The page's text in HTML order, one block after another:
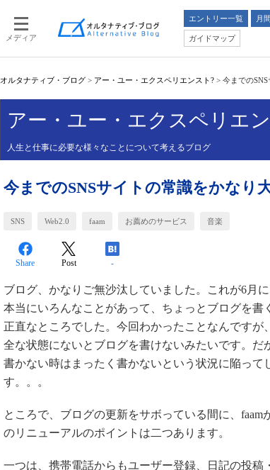
メディア
エントリー一覧 月
ガイドマップ
オルタナティブ・ブログ > アー・ユー・エクスペリエンスト? > 今までの
アー・ユー・エクスペリエ
人生と仕事に必要な様々なことについて考えるブログ
今までのSNSサイトの常識をかなり
SNS Web2.0 faam お薦めのサービス 音楽
Share Post -
ブログ、かなりご無沙汰していました。これが6月
本当にいろんなことがあって、ちょっとブログを
正直なところでした。今回わかったことなんです
全な状態にないとブログを書けないみたいです。だ
書かない時はまったく書かないという状況に陥って
す。。。
ところで、ブログの更新をサボっている間に、
のリニューアルのポイントは二つあります。
一つは、携帯電話からもユーザー登録、日記の投稿